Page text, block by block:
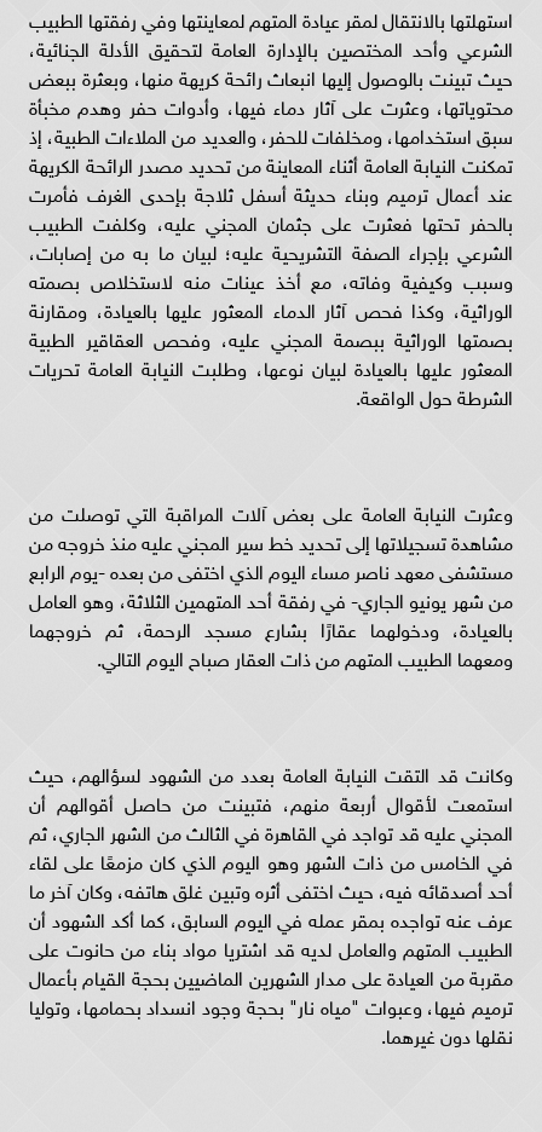
استهلتها بالانتقال لمقر عيادة المتهم لمعاينتها وفي رفقتها الطبيب
الشرعي وأحد المختصين بالإدارة العامة لتحقيق الأدلة الجنائية،
حيث تبينت بالوصول إليها انبعاث رائحة كريهة منها، وبعثرة ببعض
محتوياتها، وعثرت على آثار دماء فيها، وأدوات حفر وهدم مخبأة
سبق استخدامها، ومخلفات للحفر، والعديد من الملاءات الطبية، إذ
تمكنت النيابة العامة أثناء المعاينة من تحديد مصدر الرائحة الكريهة
عند أعمال ترميم وبناء حديثة أسفل ثلاجة بإحدى الغرف فأمرت
بالحفر تحتها فعثرت على جثمان المجني عليه، وكلفت الطبيب
الشرعي بإجراء الصفة التشريحية عليه؛ لبيان ما به من إصابات،
وسبب وكيفية وفاته، مع أخذ عينات منه لاستخلاص بصمته
الوراثية، وكذا فحص آثار الدماء المعثور عليها بالعيادة، ومقارنة
بصمتها الوراثية ببصمة المجني عليه، وفحص العقاقير الطبية
المعثور عليها بالعيادة لبيان نوعها، وطلبت النيابة العامة تحريات
الشرطة حول الواقعة.
وعثرت النيابة العامة على بعض آلات المراقبة التي توصلت من
مشاهدة تسجيلاتها إلى تحديد خط سير المجني عليه منذ خروجه من
مستشفى معهد ناصر مساء اليوم الذي اختفى من بعده -يوم الرابع
من شهر يونيو الجاري- في رفقة أحد المتهمين الثلاثة، وهو العامل
بالعيادة، ودخولهما عقارًا بشارع مسجد الرحمة، ثم خروجهما
ومعهما الطبيب المتهم من ذات العقار صباح اليوم التالي.
وكانت قد التقت النيابة العامة بعدد من الشهود لسؤالهم، حيث
استمعت لأقوال أربعة منهم، فتبينت من حاصل أقوالهم أن
المجني عليه قد تواجد في القاهرة في الثالث من الشهر الجاري، ثم
في الخامس من ذات الشهر وهو اليوم الذي كان مزمعًا على لقاء
أحد أصدقائه فيه، حيث اختفى أثره وتبين غلق هاتفه، وكان آخر ما
عرف عنه تواجده بمقر عمله في اليوم السابق، كما أكد الشهود أن
الطبيب المتهم والعامل لديه قد اشتريا مواد بناء من حانوت على
مقربة من العيادة على مدار الشهرين الماضيين بحجة القيام بأعمال
ترميم فيها، وعبوات "مياه نار" بحجة وجود انسداد بحمامها، وتوليا
نقلها دون غيرهما.